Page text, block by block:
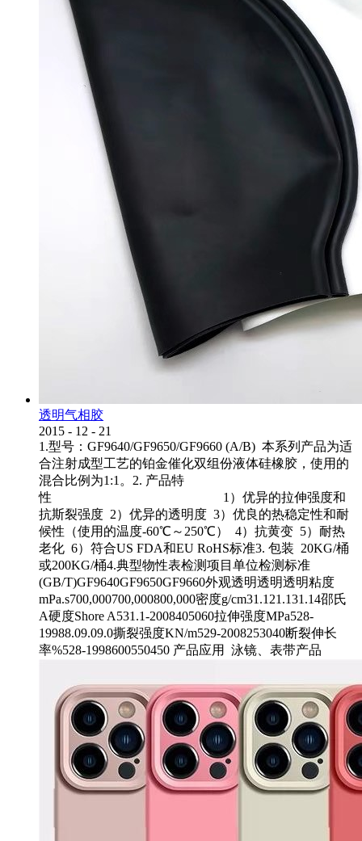
透明气相胶
2015 - 12 - 21
1.型号：GF9640/GF9650/GF9660 (A/B) 本系列产品为适
合注射成型工艺的铂金催化双组份液体硅橡胶，使用的
混合比例为1:1。2. 产品特
性 1）优异的拉伸强度和
抗斯裂强度 2）优异的透明度 3）优良的热稳定性和耐
候性（使用的温度-60℃～250℃） 4）抗黄变 5）耐热
老化 6）符合US FDA和EU RoHS标准3. 包装 20KG/桶
或200KG/桶4.典型物性表检测项目单位检测标准
(GB/T)GF9640GF9650GF9660外观透明透明透明粘度
mPa.s700,000700,000800,000密度g/cm31.121.131.14邵氏
A硬度Shore A531.1-2008405060拉伸强度MPa528-
19988.09.09.0撕裂强度KN/m529-2008253040断裂伸长
率%528-1998600550450 产品应用 泳镜、表带产品